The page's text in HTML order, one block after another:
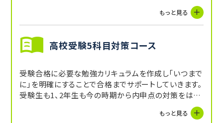
もっと見る
高校受験5科目対策コース
受験合格に必要な勉強カリキュラムを作成し「いつまで
に」を明確にすることで合格までサポートしていきます。
受験生も1、2年生も今の時期から内申点の対策をはじ
めて、受験当日の得点力と内申点の両方を上げていく
もっと見る